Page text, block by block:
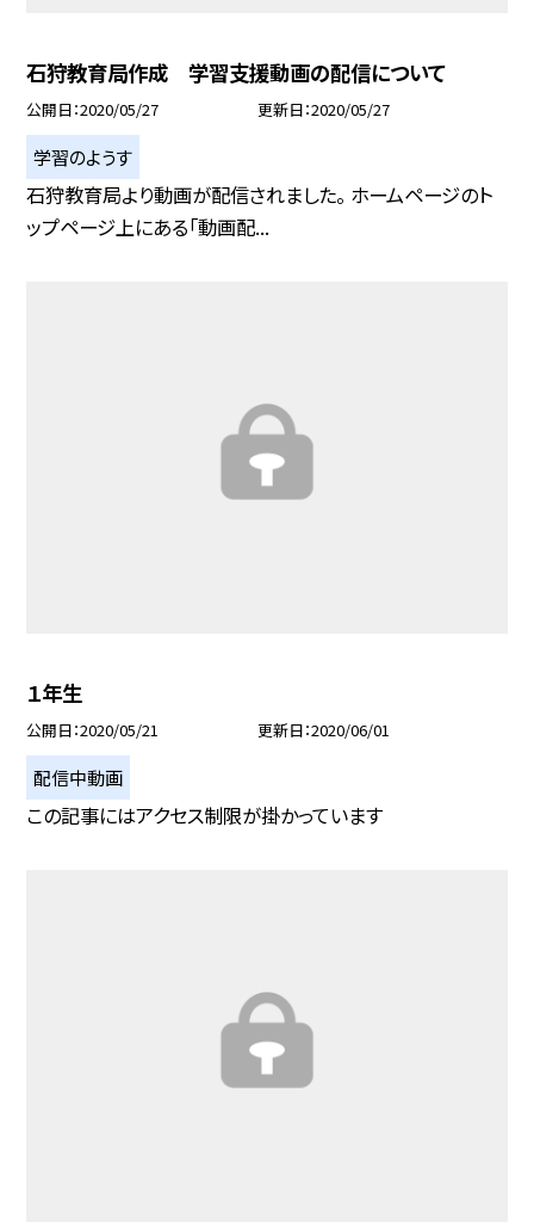
石狩教育局作成 学習支援動画の配信について
公開日 2020/05/27 更新日 2020/05/27
学習のようす
石狩教育局より動画が配信されました。 ホームページのト
ップページ上にある「動画配...
１年生
公開日 2020/05/21 更新日 2020/06/01
配信中動画
この記事にはアクセス制限が掛かっています